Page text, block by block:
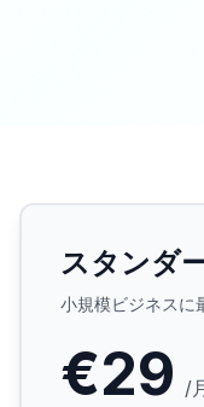
スタンダ
小規模ビジネスに
€29 /